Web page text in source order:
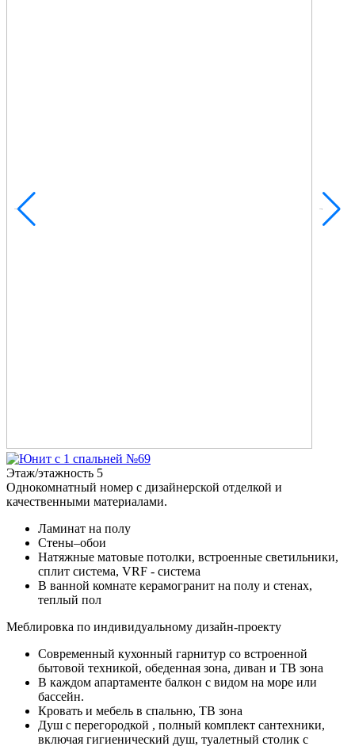
Этаж/этажность 5
Однокомнатный номер с дизайнерской отделкой и
качественными материалами.
Ламинат на полу
Стены–обои
Натяжные матовые потолки, встроенные светильники,
сплит система, VRF - система
В ванной комнате керамогранит на полу и стенах,
теплый пол
Меблировка по индивидуальному дизайн-проекту
Современный кухонный гарнитур со встроенной
бытовой техникой, обеденная зона, диван и ТВ зона
В каждом апартаменте балкон с видом на море или
бассейн.
Кровать и мебель в спальню, ТВ зона
Душ с перегородкой , полный комплект сантехники,
включая гигиенический душ, туалетный столик с